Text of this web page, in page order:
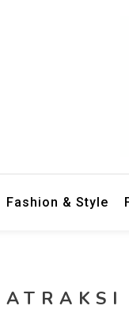
Fashion & Style